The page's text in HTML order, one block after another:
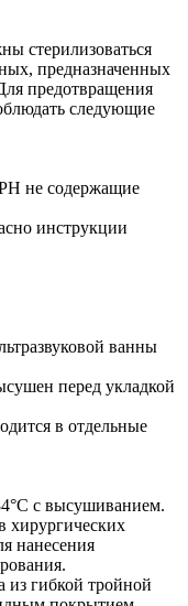
стерилизоваться
предназначенных
предотвращения
следующие
не содержащие
инструкции
ванны
перед укладкой
в отдельные
с высушиванием.
хирургических
нанесения
из гибкой тройной